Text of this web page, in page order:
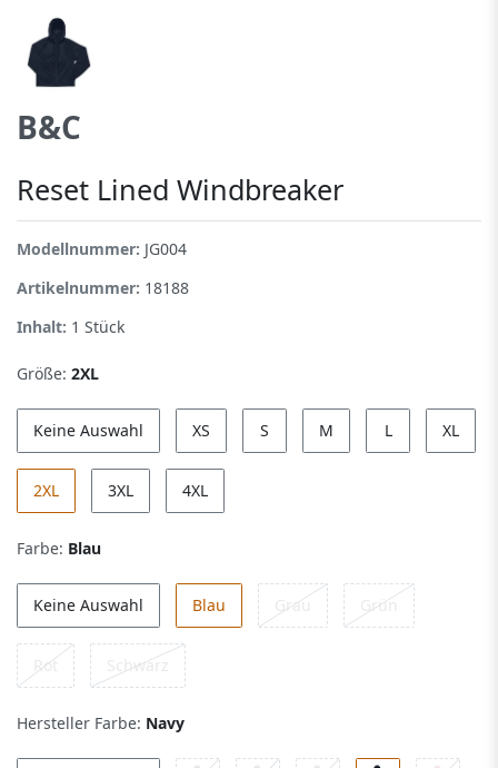
B&C
Reset Lined Windbreaker
Modellnummer: JG004
Artikelnummer: 18188
Inhalt: 1 Stück
Größe: 2XL
Keine Auswahl XS S M L XL
2XL 3XL 4XL
Farbe: Blau
Keine Auswahl Blau Grau Grün
Rot Schwarz
Hersteller Farbe: Navy